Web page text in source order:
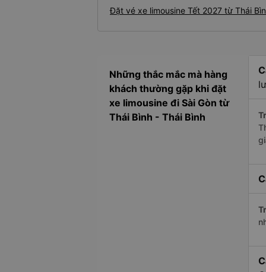
Đặt vé xe limousine Tết 2027 từ Thái
Những thắc mắc mà hàng
khách thường gặp khi đặt
xe limousine đi Sài Gòn từ
Thái Bình - Thái Bình